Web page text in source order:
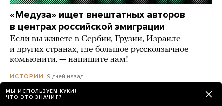
«Медуза» ищет внештатных авторов
в центрах российской эмиграции
Если вы живете в Сербии, Грузии, Израиле
и других странах, где большое русскоязычное
комьюнити, — напишите нам!
ИСТОРИИ 9 дней назад
МЫ ИСПОЛЬЗУЕМ КУКИ!
ЧТО ЭТО ЗНАЧИТ?